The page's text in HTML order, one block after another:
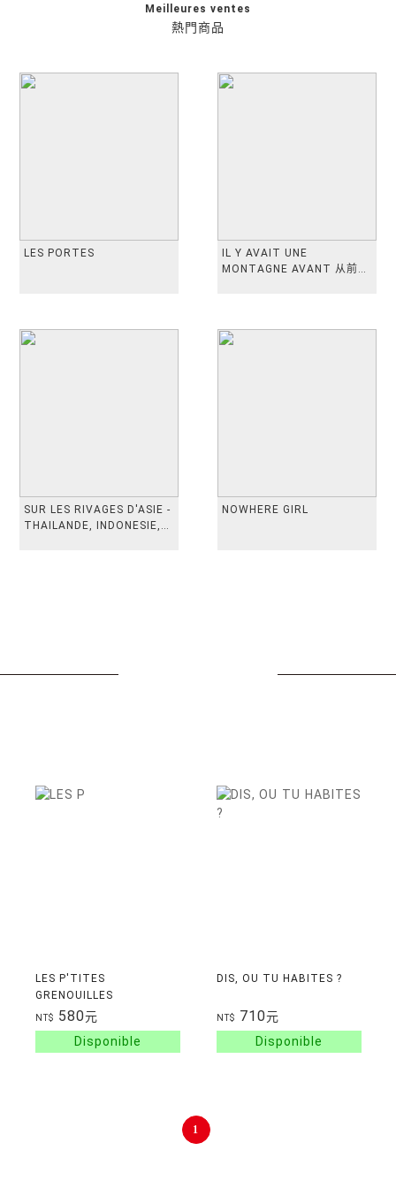
熱門商品
Meilleures ventes
LES PORTES
IL Y AVAIT UNE
MONTAGNE AVANT 从前有
SUR LES RIVAGES D'ASIE -
THAILANDE, INDONESIE,
NOWHERE GIRL
LES P'TITES
GRENOUILLES
NT$ 580元
DIS, OU TU HABITES ?
NT$ 710元
1